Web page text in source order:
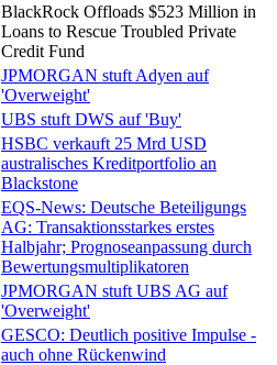
BlackRock Offloads $523 Million in
Loans to Rescue Troubled Private
Credit Fund
JPMORGAN stuft Adyen auf
'Overweight'
UBS stuft DWS auf 'Buy'
HSBC verkauft 25 Mrd USD
australisches Kreditportfolio an
Blackstone
EQS-News: Deutsche Beteiligungs
AG: Transaktionsstarkes erstes
Halbjahr; Prognoseanpassung durch
Bewertungsmultiplikatoren
JPMORGAN stuft UBS AG auf
'Overweight'
GESCO: Deutlich positive Impulse -
auch ohne Rückenwind